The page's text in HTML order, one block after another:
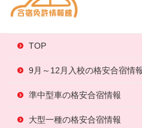
TOP
9月～12月入校の格安合宿情
準中型車の格安合宿情報
大型一種の格安合宿情報